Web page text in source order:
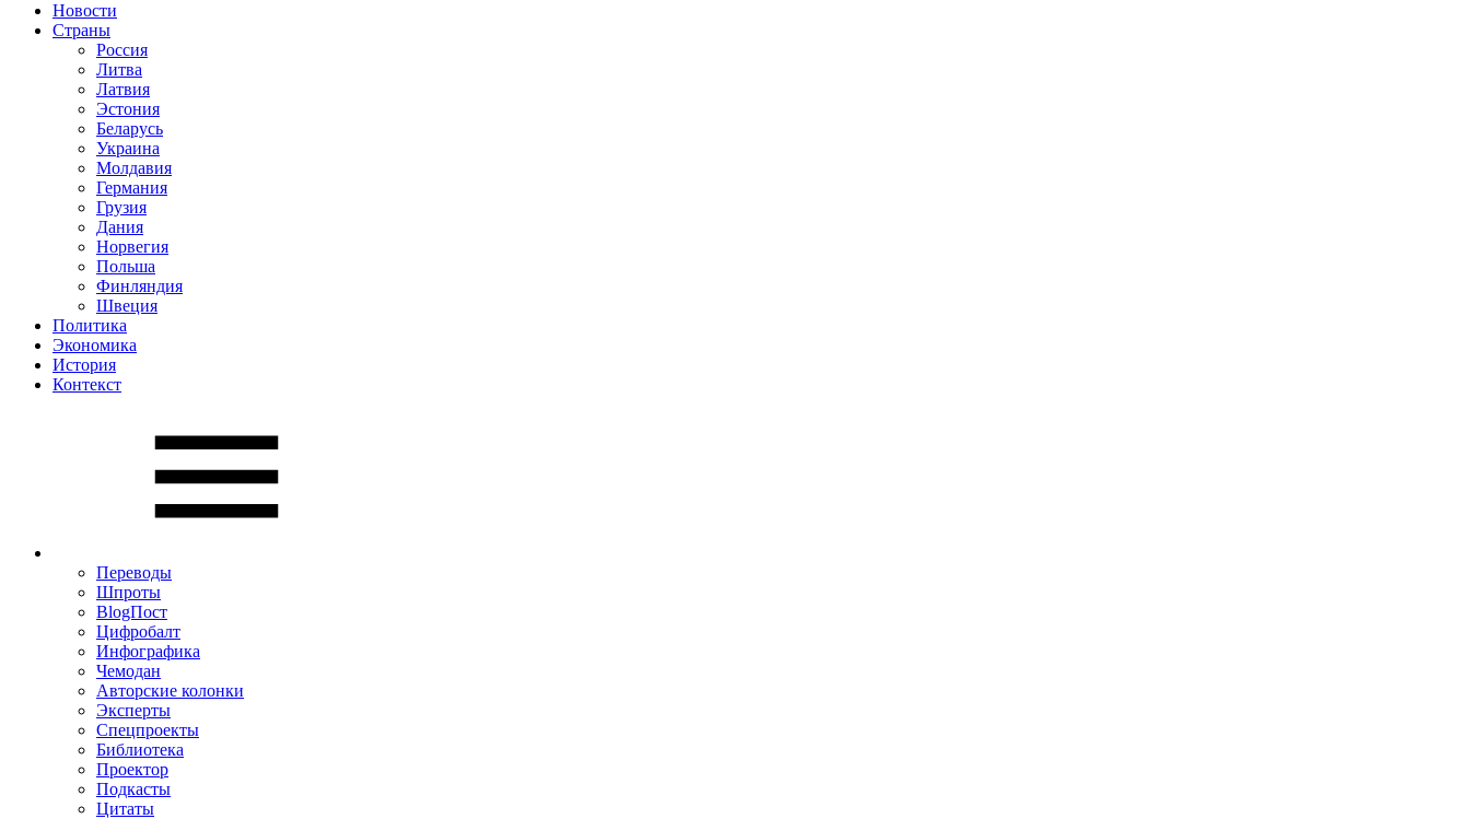
Новости
Страны
Россия
Литва
Латвия
Эстония
Беларусь
Украина
Молдавия
Германия
Грузия
Дания
Норвегия
Польша
Финляндия
Швеция
Политика
Экономика
История
Контекст
Переводы
Шпроты
BlogПост
Цифробалт
Инфографика
Чемодан
Авторские колонки
Эксперты
Спецпроекты
Библиотека
Проектор
Подкасты
Цитаты